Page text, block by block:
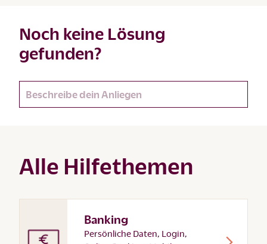
Noch keine Lösung
gefunden?
Alle Hilfethemen
Banking
Persönliche Daten, Login,